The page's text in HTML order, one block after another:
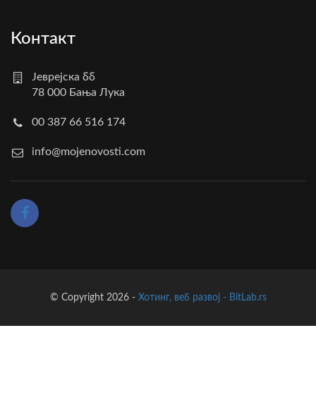
Контакт
Јеврејска бб
78 000 Бања Лука
00 387 66 516 174
info@mojenovosti.com
© Copyright 2026 - Хотинг, веб развој - BitLab.rs